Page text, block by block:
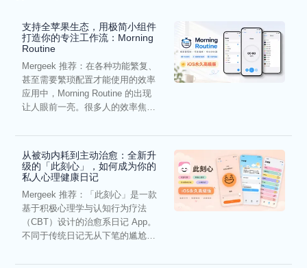
支持全苹果生态，用极简小组件
打造你的专注工作流：Morning
Routine
Mergeek 推荐：在各种功能繁复、
甚至需要繁琐配置才能使用的效率
应用中，Morning Routine 的出现
让人眼前一亮。很多人的效率焦
从被动内耗到主动治愈：全新升
级的「此刻心」，如何成为你的
私人心理健康日记
Mergeek 推荐：「此刻心」是一款
基于积极心理学与认知行为疗法
（CBT）设计的治愈系日记 App。
不同于传统日记无从下笔的尴尬，